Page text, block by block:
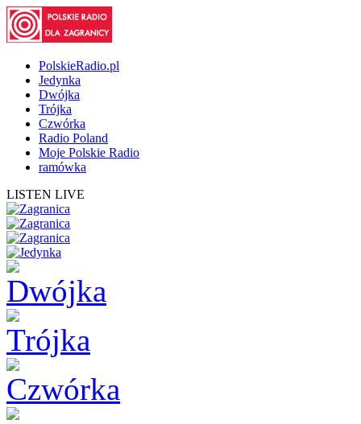
PolskieRadio.pl
Jedynka
Dwójka
Trójka
Czwórka
Radio Poland
Moje Polskie Radio
ramówka
LISTEN LIVE